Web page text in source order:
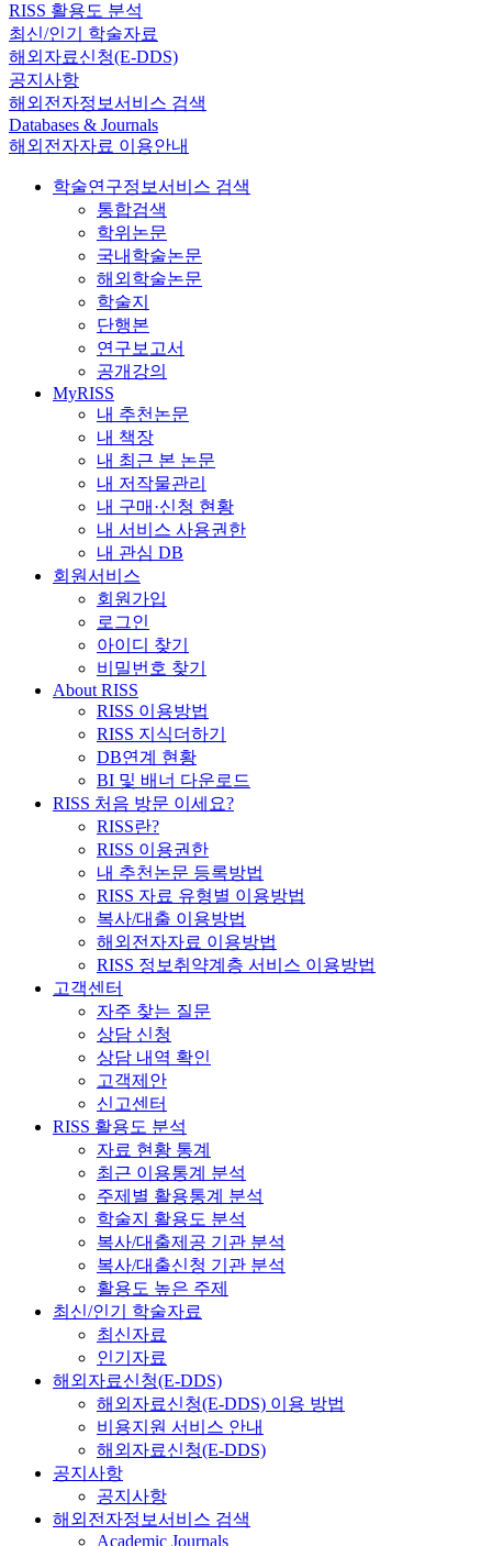
RISS 활용도 분석
최신/인기 학술자료
해외자료신청(E-DDS)
공지사항
해외전자정보서비스 검색
Databases & Journals
해외전자자료 이용안내
학술연구정보서비스 검색
통합검색
학위논문
국내학술논문
해외학술논문
학술지
단행본
연구보고서
공개강의
MyRISS
내 추천논문
내 책장
내 최근 본 논문
내 저작물관리
내 구매·신청 현황
내 서비스 사용권한
내 관심 DB
회원서비스
회원가입
로그인
아이디 찾기
비밀번호 찾기
About RISS
RISS 이용방법
RISS 지식더하기
DB연계 현황
BI 및 배너 다운로드
RISS 처음 방문 이세요?
RISS란?
RISS 이용권한
내 추천논문 등록방법
RISS 자료 유형별 이용방법
복사/대출 이용방법
해외전자자료 이용방법
RISS 정보취약계층 서비스 이용방법
고객센터
자주 찾는 질문
상담 신청
상담 내역 확인
고객제안
신고센터
RISS 활용도 분석
자료 현황 통계
최근 이용통계 분석
주제별 활용통계 분석
학술지 활용도 분석
복사/대출제공 기관 분석
복사/대출신청 기관 분석
활용도 높은 주제
최신/인기 학술자료
최신자료
인기자료
해외자료신청(E-DDS)
해외자료신청(E-DDS) 이용 방법
비용지원 서비스 안내
해외자료신청(E-DDS)
공지사항
공지사항
해외전자정보서비스 검색
Academic Journals